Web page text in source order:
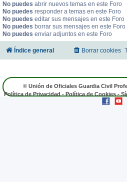
No puedes abrir nuevos temas en este Foro
No puedes responder a temas en este Foro
No puedes editar sus mensajes en este Foro
No puedes borrar sus mensajes en este Foro
No puedes enviar adjuntos en este Foro
Índice general Borrar cookies
© Unión de Oficiales Guardia Civil
Política de Privacidad - Política de Cookies -